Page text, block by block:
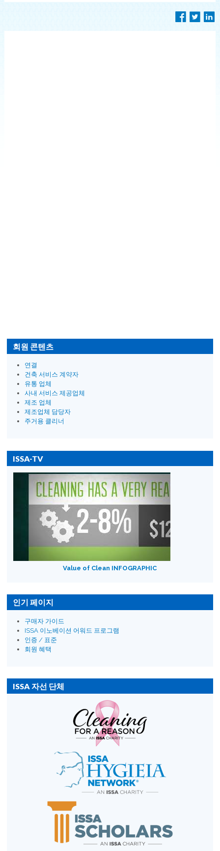
회원 콘텐츠
연결
건축 서비스 계약자
유통 업체
사내 서비스 제공업체
제조 업체
제조업체 담당자
주거용 클리너
ISSA-TV
Value of Clean INFOGRAPHIC
인기 페이지
구매자 가이드
ISSA 이노베이션 어워드 프로그램
인증 / 표준
회원 혜택
ISSA 자선 단체